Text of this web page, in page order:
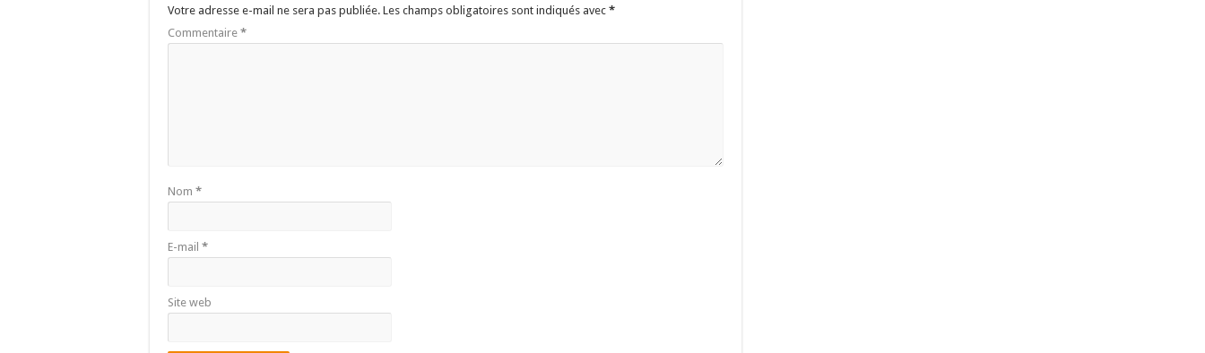
Votre adresse e-mail ne sera pas publiée. Les champs obligatoires sont indiqués avec *
Commentaire *
Nom *
E-mail *
Site web